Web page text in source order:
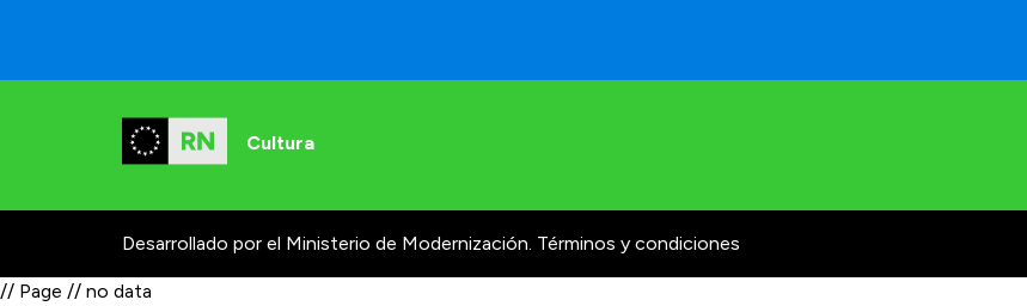
Cultura
Desarrollado por el Ministerio de Modernización. Términos y condiciones
// Page // no data